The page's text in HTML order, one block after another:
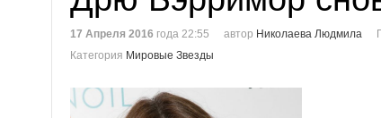
17 Апреля 2016 года 22:55 автор Николаева Людмила
Категория Мировые Звезды